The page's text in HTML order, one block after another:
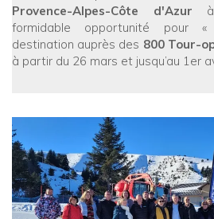
Provence-Alpes-Côte d'Azur à
formidable opportunité pour
destination auprès des 800 Tour-
à partir du 26 mars et jusqu’au 1er